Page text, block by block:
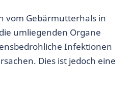
vom Gebärmutterhals in
umliegenden Organe
Infektionen
Dies ist jedoch eine